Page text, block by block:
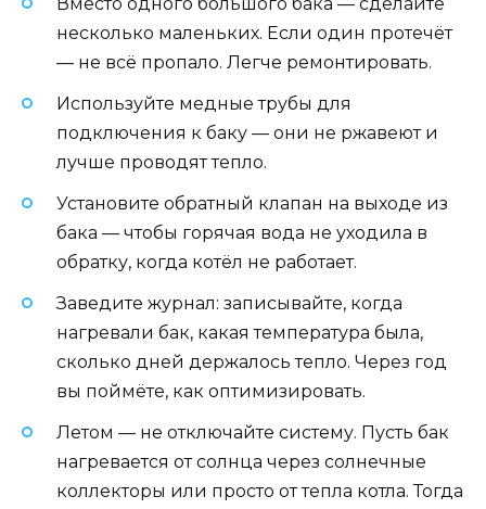
несколько маленьких. Если один протечёт
— не всё пропало. Легче ремонтировать.
Используйте медные трубы для
подключения к баку — они не ржавеют и
лучше проводят тепло.
Установите обратный клапан на выходе из
бака — чтобы горячая вода не уходила в
обратку, когда котёл не работает.
Заведите журнал: записывайте, когда
нагревали бак, какая температура была,
сколько дней держалось тепло. Через год
вы поймёте, как оптимизировать.
Летом — не отключайте систему. Пусть бак
нагревается от солнца через солнечные
коллекторы или просто от тепла котла. Тогда